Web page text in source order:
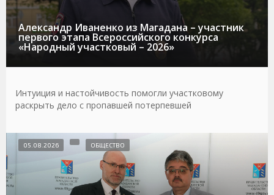
Александр Иваненко из Магадана – участник
первого этапа Всероссийского конкурса
«Народный участковый – 2026»
Интуиция и настойчивость помогли участковому
раскрыть дело с пропавшей потерпевшей
05.08.2026 ОБЩЕСТВО